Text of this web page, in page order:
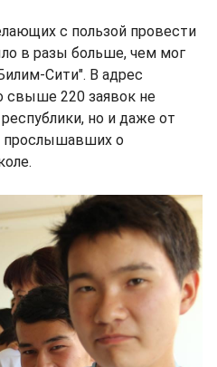
с пользой провести
в разы больше, чем мог
Сити". В адрес
свыше 220 заявок не
но и даже от
прослышавших о